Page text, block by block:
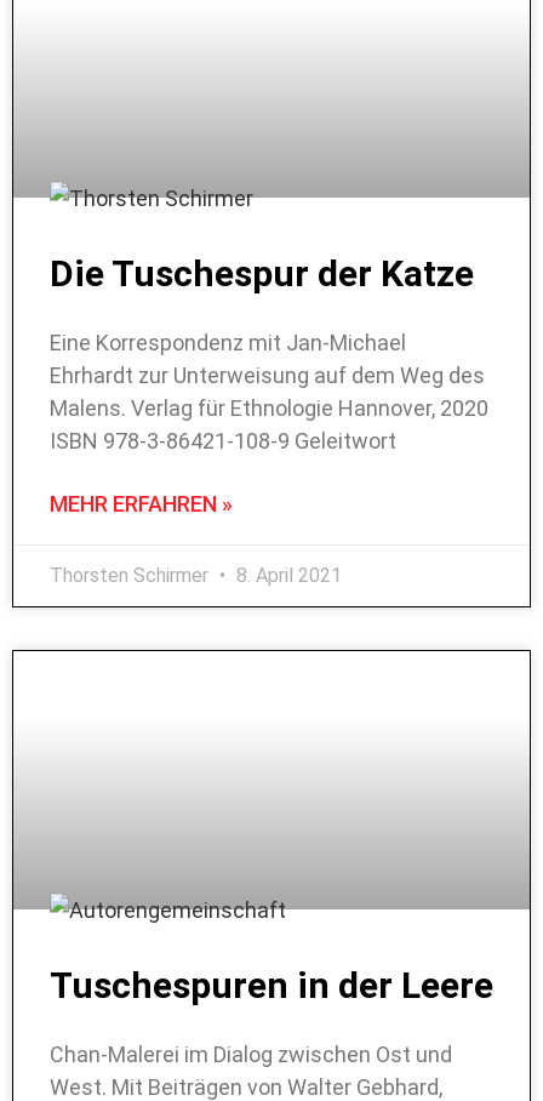
Die Tuschespur der Katze
Eine Korrespondenz mit Jan-Michael
Ehrhardt zur Unterweisung auf dem Weg des
Malens. Verlag für Ethnologie Hannover, 2020
ISBN 978-3-86421-108-9 Geleitwort
MEHR ERFAHREN »
Thorsten Schirmer 8. April 2021
Tuschespuren in der Leere
Chan-Malerei im Dialog zwischen Ost und
West. Mit Beiträgen von Walter Gebhard,